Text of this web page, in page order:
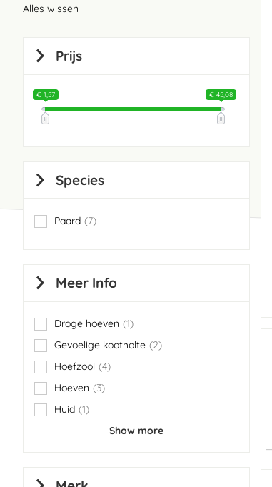
Alles wissen
Prijs
€ 1,57 € 45,08
Species
Paard 7
items
Meer Info
Droge hoeven 1
item
Gevoelige kootholte
2
items
Hoefzool
4
items
Hoeven
3
items
Huid 1
item
Show more